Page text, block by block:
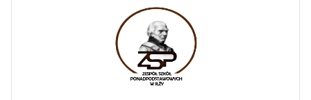
Zawody Sportowo – Obronne